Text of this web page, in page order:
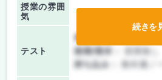
授業の雰囲
気
テスト
前期/中間：
後期/期末：
授業無し
持ち込み：
教科書ノ
続きを